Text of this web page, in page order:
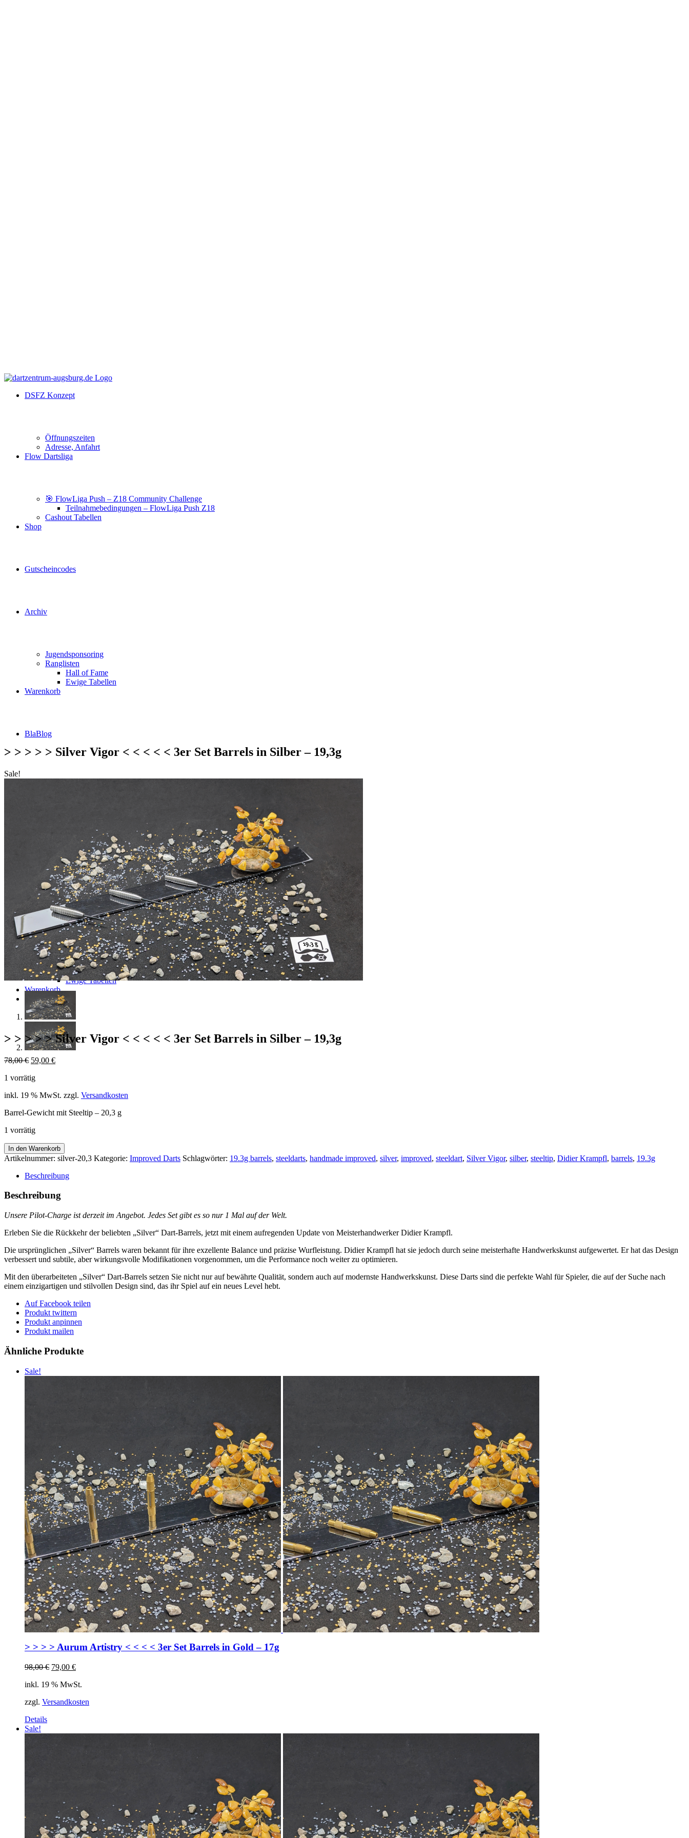
DSFZ Konzept
Öffnungszeiten
Adresse, Anfahrt
Flow Dartsliga
🎯 FlowLiga Push – Z18 Community Challenge
Teilnahmebedingungen – FlowLiga Push Z18
Cashout Tabellen
Shop
Gutscheincodes
Archiv
Jugendsponsoring
Ranglisten
Hall of Fame
Ewige Tabellen
Warenkorb
BlaBlog
DSFZ Konzept
Öffnungszeiten
Adresse, Anfahrt
Flow Dartsliga
🎯 FlowLiga Push – Z18 Community Challenge
Teilnahmebedingungen – FlowLiga Push Z18
Cashout Tabellen
Gutscheincodes
Archiv
Jugendsponsoring
Ranglisten
Hall of Fame
Ewige Tabellen
Warenkorb
BlaBlog
> > > > > Silver Vigor < < < < < 3er Set Barrels in Silber – 19,3g
Sale!
> > > > > Silver Vigor < < < < < 3er Set Barrels in Silber – 19,3g
78,00€ Ursprünglicher
war:
59,00 €Aktueller
1 vorrätig
inkl. 19 % MwSt. zzgl. Versandkosten
Barrel-Gewicht mit Steeltip – 20,3 g
1 vorrätig
>
>
Silver
<
<
<
<
3er
Barrels
in
19,3g
Menge
In den Warenkorb
Artikelnummer: silver-20,3 Kategorie: Improved Darts Schlagwörter: 19.3g barrels, steeldarts, handmade improved, silver, improved, steeldart, Silver Vigor, silber, steeltip, Didier Krampfl, barrels, 19.3g
Beschreibung
Beschreibung
Unsere Pilot-Charge ist derzeit im Angebot. Jedes Set gibt es so nur 1 Mal auf der Welt.
Erleben Sie die Rückkehr der beliebten „Silver“ Dart-Barrels, jetzt mit einem aufregenden Update von Meisterhandwerker Didier Krampfl.
Die ursprünglichen „Silver“ Barrels waren bekannt für ihre exzellente Balance und präzise Wurfleistung. Didier Krampfl hat sie jedoch durch seine meisterhafte Handwerkskunst aufgewertet. Er hat das Design
verbessert und subtile, aber wirkungsvolle Modifikationen vorgenommen, um die Performance noch weiter zu optimieren.
Mit den überarbeiteten „Silver“ Dart-Barrels setzen Sie nicht nur auf bewährte Qualität, sondern auch auf modernste Handwerkskunst. Diese Darts sind die perfekte Wahl für Spieler, die auf der Suche nach
einem einzigartigen und stilvollen Design sind, das ihr Spiel auf ein neues Level hebt.
Auf Facebook teilen
Produkt twittern
Produkt anpinnen
Produkt mailen
Ähnliche Produkte
Sale!
> > > > Aurum Artistry < < < < 3er Set Barrels in Gold – 17g
98,00€ Ursprünglicher
war:
79,00 €Aktueller
ist:
inkl. 19 % MwSt.
zzgl. Versandkosten
Details
Sale!